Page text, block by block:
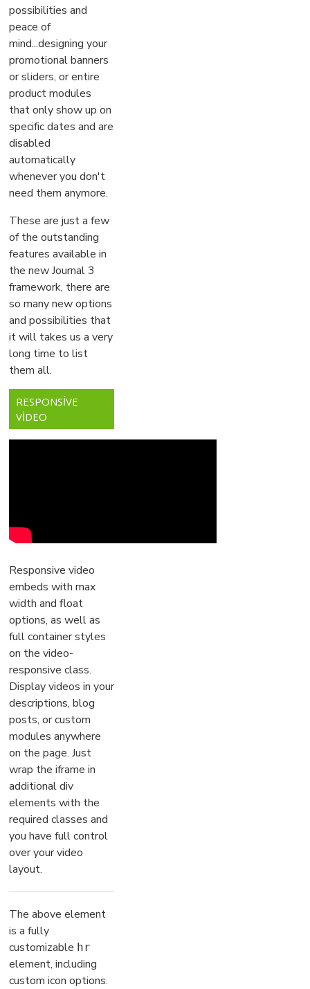
possibilities and
peace of
mind...designing your
promotional banners
or sliders, or entire
product modules
that only show up on
specific dates and are
disabled
automatically
whenever you don't
need them anymore.
These are just a few
of the outstanding
features available in
the new Journal 3
framework, there are
so many new options
and possibilities that
it will takes us a very
long time to list
them all.
RESPONSIVE
VIDEO
Responsive video
embeds with max
width and float
options, as well as
full container styles
on the video-
responsive class.
Display videos in your
descriptions, blog
posts, or custom
modules anywhere
on the page. Just
wrap the iframe in
additional div
elements with the
required classes and
you have full control
over your video
layout.
The above element
is a fully
customizable hr
element, including
custom icon options.